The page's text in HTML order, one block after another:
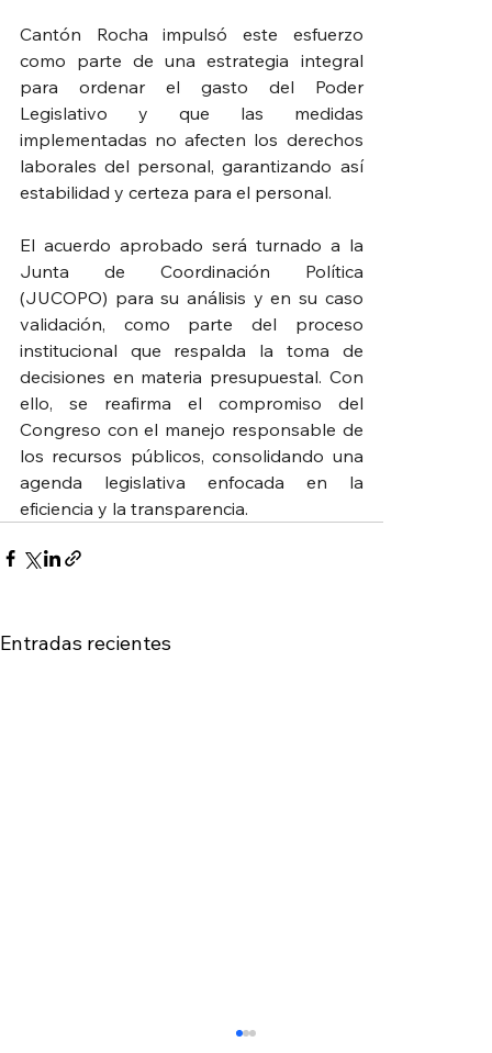
Cantón Rocha impulsó este esfuerzo
como parte de una estrategia integral
para ordenar el gasto del Poder
Legislativo y que las medidas
implementadas no afecten los derechos
laborales del personal, garantizando así
estabilidad y certeza para el personal.
El acuerdo aprobado será turnado a la
Junta de Coordinación Política
(JUCOPO) para su análisis y en su caso
validación, como parte del proceso
institucional que respalda la toma de
decisiones en materia presupuestal. Con
ello, se reafirma el compromiso del
Congreso con el manejo responsable de
los recursos públicos, consolidando una
agenda legislativa enfocada en la
eficiencia y la transparencia.
Entradas recientes